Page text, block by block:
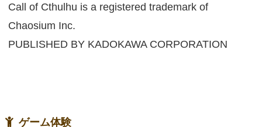
Call of Cthulhu is a registered trademark of
Chaosium Inc.
PUBLISHED BY KADOKAWA CORPORATION
ゲーム体験